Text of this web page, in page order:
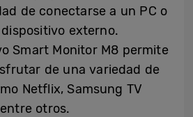
de conectarse a un PC o
externo.
Smart Monitor M8 permite
de una variedad de
Netflix, Samsung TV
otros.